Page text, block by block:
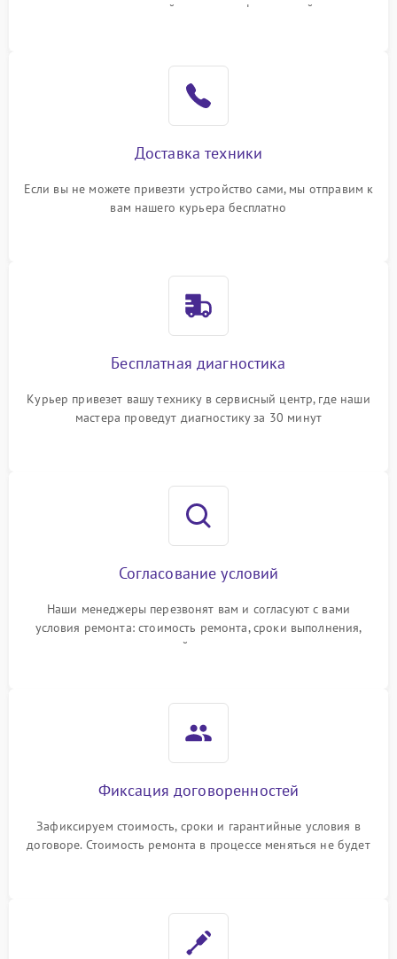
или оставить свой номер телефона на сайте
Доставка техники
Если вы не можете привезти устройство сами, мы отправим к
вам нашего курьера бесплатно
Бесплатная диагностика
Курьер привезет вашу технику в сервисный центр, где наши
мастера проведут диагностику за 30 минут
Согласование условий
Наши менеджеры перезвонят вам и согласуют с вами
условия ремонта: стоимость ремонта, сроки выполнения,
гарантийные условия
Фиксация договоренностей
Зафиксируем стоимость, сроки и гарантийные условия в
договоре. Стоимость ремонта в процессе меняться не будет